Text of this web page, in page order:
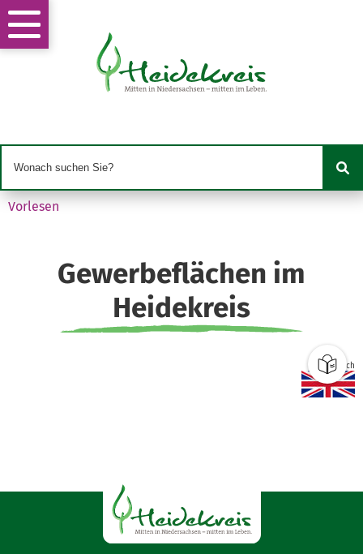
Vorlesen
Gewerbeflächen im
Heidekreis
Englisch